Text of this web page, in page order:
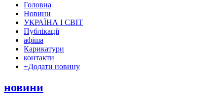
Головна
Новини
УКРАЇНА І СВІТ
Публікації
афіша
Карикатури
контакти
+Додати новину
новини